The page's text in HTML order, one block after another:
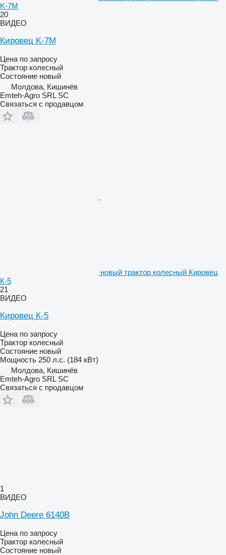
K-7M
20
ВИДЕО
Кировец K-7M
Цена по запросу
Трактор колесный
Состояние новый
Молдова, Кишинёв
Emteh-Agro SRL SC
Связаться с продавцом
новый трактор колесный Кировец
К-5
21
ВИДЕО
Кировец К-5
Цена по запросу
Трактор колесный
Состояние новый
Мощность 250 л.с. (184 кВт)
Молдова, Кишинёв
Emteh-Agro SRL SC
Связаться с продавцом
1
ВИДЕО
John Deere 6140B
Цена по запросу
Трактор колесный
Состояние новый